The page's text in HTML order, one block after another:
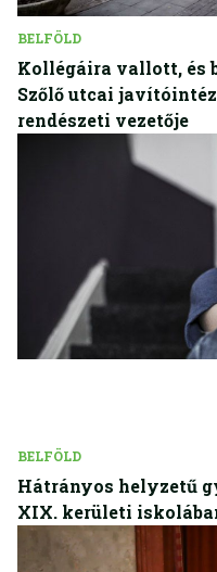
BELFÖLD
Kollégáira vallott, és
Szőlő utcai
rendészeti vezetője
BELFÖLD
Hátrányos helyzetű
XIX. kerületi